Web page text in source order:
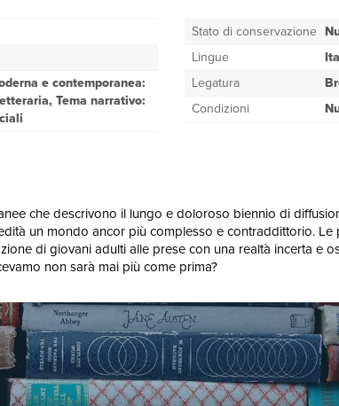
e contemporanea:
Tema narrativo:
Stato di conservazione
Lingue
Legatura
Condizioni
che descrivono il lungo e doloroso biennio di
un mondo ancor più complesso e contraddittorio.
di giovani adulti alle prese con una realtà incerta e
non sarà mai più come prima?